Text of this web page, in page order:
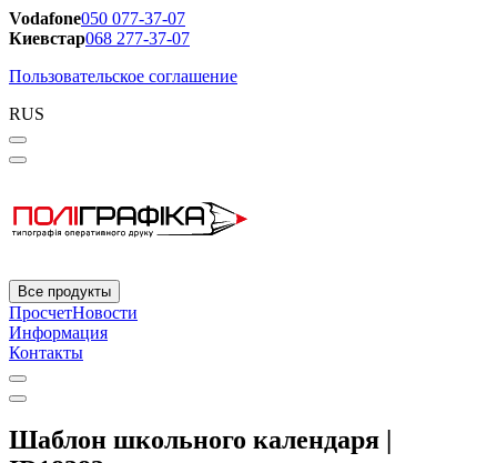
Vodafone050 077-37-07
Киевстар068 277-37-07
Пользовательское соглашение
RUS
Все продукты
ПросчетНовости
Информация
Контакты
Шаблон школьного календаря |